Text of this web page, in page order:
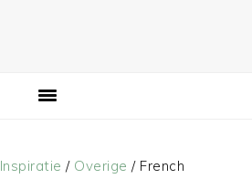
Inspiratie / Overige /French